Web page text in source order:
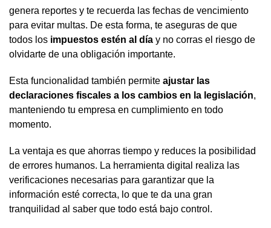
genera reportes y te recuerda las fechas de vencimiento
para evitar multas. De esta forma, te aseguras de que
todos los impuestos estén al día y no corras el riesgo de
olvidarte de una obligación importante.
Esta funcionalidad también permite ajustar las
declaraciones fiscales a los cambios en la legislación,
manteniendo tu empresa en cumplimiento en todo
momento.
La ventaja es que ahorras tiempo y reduces la posibilidad
de errores humanos. La herramienta digital realiza las
verificaciones necesarias para garantizar que la
información esté correcta, lo que te da una gran
tranquilidad al saber que todo está bajo control.